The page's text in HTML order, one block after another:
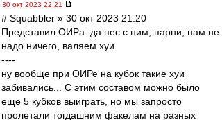
30 окт 2023 22:21
# Squabbler » 30 окт 2023 21:20
Представил ОИРа: да пес с ним, парни, нам не
надо ничего, валяем хуи
----
ну вообще при ОИРе на кубок такие хуи
забивались... С этим составом можно было
еще 5 кубков выиграть, но мы запросто
пролетали тогдашним факелам на разных